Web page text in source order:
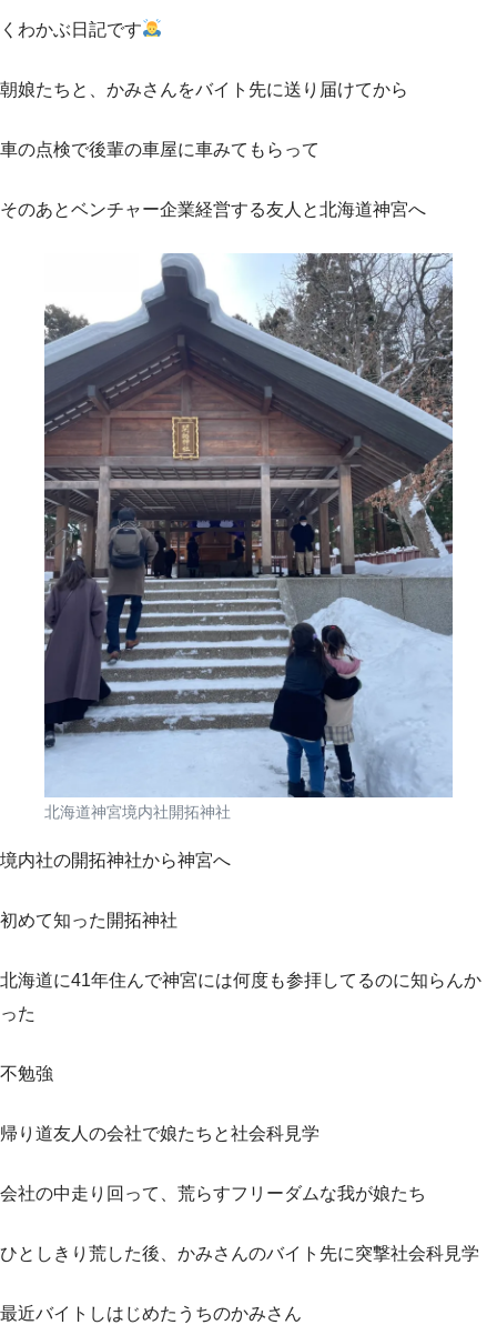
くわかぶ日記です
朝娘たちと、かみさんをバイト先に送り届けてから
車の点検で後輩の車屋に車みてもらって
そのあとベンチャー企業経営する友人と北海道神宮へ
北海道神宮境内社開拓神社
境内社の開拓神社から神宮へ
初めて知った開拓神社
北海道に41年住んで神宮には何度も参拝してるのに知らんか
った
不勉強
帰り道友人の会社で娘たちと社会科見学
会社の中走り回って、荒らすフリーダムな我が娘たち
ひとしきり荒した後、かみさんのバイト先に突撃社会科見学
最近バイトしはじめたうちのかみさん